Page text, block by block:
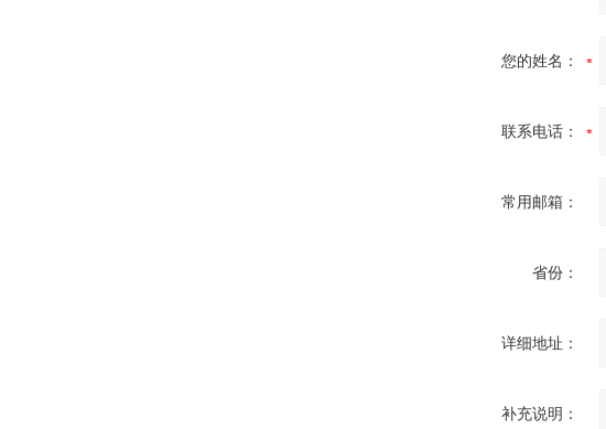
您的姓名：
联系电话：
常用邮箱：
省份：
详细地址：
补充说明：